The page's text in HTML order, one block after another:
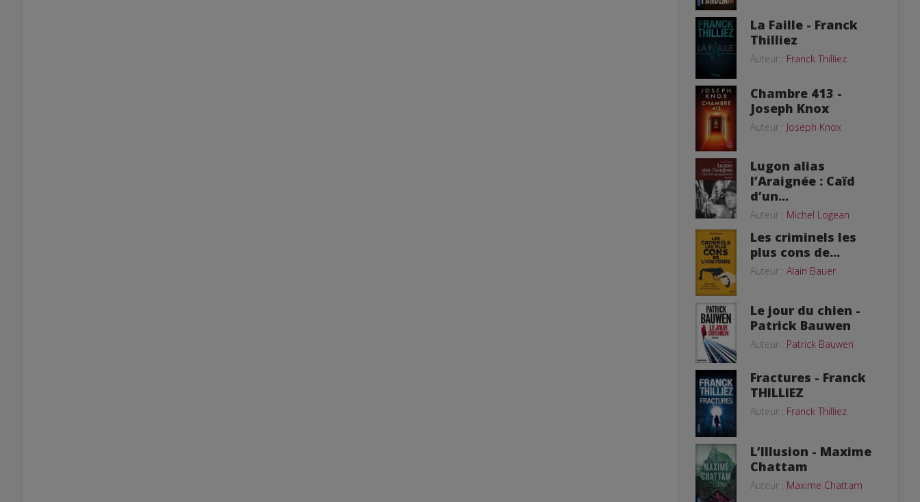
La Faille - Franck
Thilliez
Auteur : Franck Thilliez
Chambre 413 -
Joseph Knox
Auteur : Joseph Knox
Lugon alias
l’Araignée : Caïd
d’un...
Auteur : Michel Logean
Les criminels les
plus cons de...
Auteur : Alain Bauer
Le jour du chien -
Patrick Bauwen
Auteur : Patrick Bauwen
Fractures - Franck
THILLIEZ
Auteur : Franck Thilliez
L’Illusion - Maxime
Chattam
Auteur : Maxime Chattam